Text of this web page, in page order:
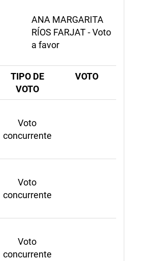
ANA MARGARITA
RÍOS FARJAT - Voto
a favor
TIPO DE
VOTO
VOTO
Voto
concurrente
Voto
concurrente
Voto
concurrente